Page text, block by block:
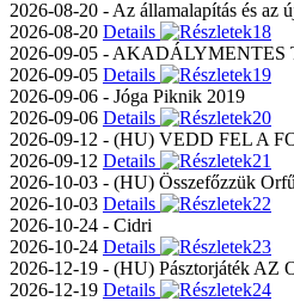
2026-08-20 - Az államalapítás és az
2026-08-20 Details
2026-09-05 - AKADÁLYMENTES
2026-09-05 Details
2026-09-06 - Jóga Piknik 2019
2026-09-06 Details
2026-09-12 - (HU) VEDD FEL A
2026-09-12 Details
2026-10-03 - (HU) Összefőzzük
2026-10-03 Details
2026-10-24 - Cidri
2026-10-24 Details
2026-12-19 - (HU) Pásztorjáték
2026-12-19 Details